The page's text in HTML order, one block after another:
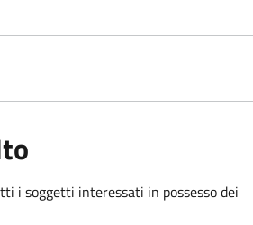
i soggetti interessati in possesso dei